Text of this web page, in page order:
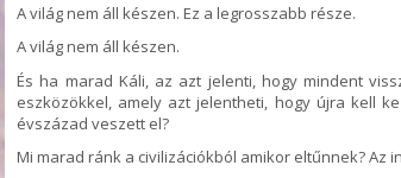
A világ nem áll készen. Ez a legrosszabb része.
A világ nem áll készen.
És ha marad Káli, az azt jelenti, hogy mindent
eszközökkel, amely azt jelentheti, hogy újra kell
évszázad veszett el?
Mi marad ránk a civilizációkból amikor eltűnnek? Az